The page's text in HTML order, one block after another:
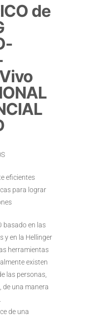
de
eficientes
para lograr
basado en las
y en la Hellinger
herramientas
existen
las personas,
de una manera
de una